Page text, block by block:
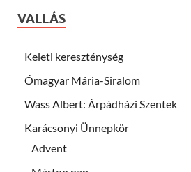
VALLÁS
Keleti kereszténység
Ómagyar Mária-Siralom
Wass Albert: Árpádházi Szentek
Karácsonyi Ünnepkör
Advent